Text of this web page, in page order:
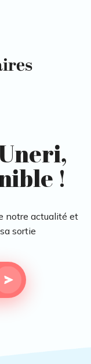
!
notre actualité et
sortie